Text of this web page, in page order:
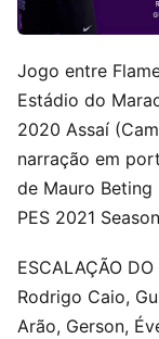
Jogo entre
Estádio do
2020 Assaí
narração em
de Mauro
PES 2021
ESCALAÇÃO
Rodrigo Caio,
Arão, Gerson,